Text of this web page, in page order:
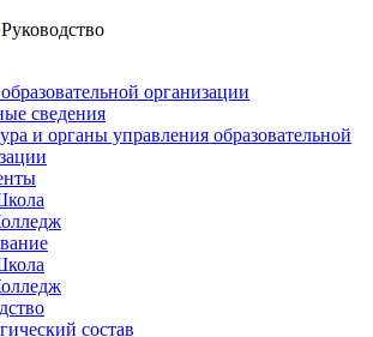
Руководство
организации
сведения
и органы управления образовательной
состав